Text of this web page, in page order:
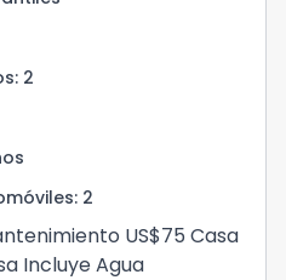
: 2
: 2
US$75 Casa
Incluye Agua